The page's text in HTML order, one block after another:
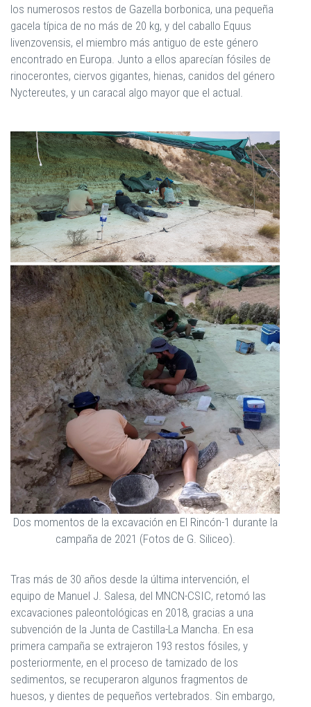
los numerosos restos de Gazella borbonica, una pequeña
gacela típica de no más de 20 kg, y del caballo Equus
livenzovensis, el miembro más antiguo de este género
encontrado en Europa. Junto a ellos aparecían fósiles de
rinocerontes, ciervos gigantes, hienas, canidos del género
Nyctereutes, y un caracal algo mayor que el actual.
Dos momentos de la excavación en El Rincón-1 durante la
campaña de 2021 (Fotos de G. Siliceo).
Tras más de 30 años desde la última intervención, el
equipo de Manuel J. Salesa, del MNCN-CSIC, retomó las
excavaciones paleontológicas en 2018, gracias a una
subvención de la Junta de Castilla-La Mancha. En esa
primera campaña se extrajeron 193 restos fósiles, y
posteriormente, en el proceso de tamizado de los
sedimentos, se recuperaron algunos fragmentos de
huesos, y dientes de pequeños vertebrados. Sin embargo,